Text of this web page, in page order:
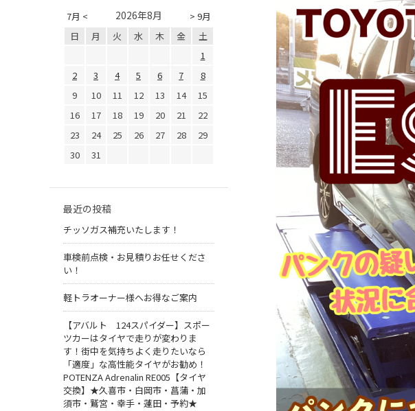
7月 < > 9月
2026年8月
日 月 火 水 木 金
土
1
2
3 4 5 6 7
8
9
10 11 12 13 14
15
16
17 18 19 20 21
22
23
24 25 26 27 28
29
30
31
最近の投稿
チッソガス補充いたします！
車検前点検・お見積りお任せくださ
い！
軽トラオーナー様へお得なご案内
【アバルト 124スパイダー】スポー
ツカーはタイヤで走りが変わりま
す！街中を気持ちよく走りたいなら
「適度」な高性能タイヤがお勧め！
POTENZA Adrenalin RE005【タイヤ
交換】★久喜市・白岡市・菖蒲・加
須市・鷲宮・幸手・蓮田・予約★